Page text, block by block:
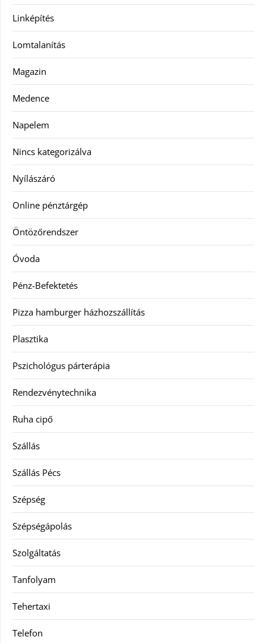
Linképítés
Lomtalanítás
Magazin
Medence
Napelem
Nincs kategorizálva
Nyílászáró
Online pénztárgép
Öntözőrendszer
Óvoda
Pénz-Befektetés
Pizza hamburger házhozszállítás
Plasztika
Pszichológus párterápia
Rendezvénytechnika
Ruha cipő
Szállás
Szállás Pécs
Szépség
Szépségápolás
Szolgáltatás
Tanfolyam
Tehertaxi
Telefon